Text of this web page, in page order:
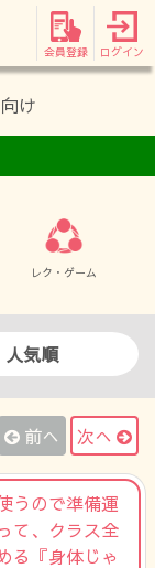
会員登録 ログイン
け
レク・ゲーム
人気順
前へ 次へ